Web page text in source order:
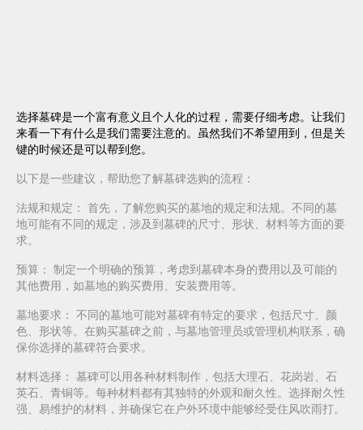
选择墓碑是一个富有意义且个人化的过程，需要仔细考虑。让我们
来看一下有什么是我们需要注意的。虽然我们不希望用到，但是关
键的时候还是可以帮到您。
以下是一些建议，帮助您了解墓碑选购的流程：
法规和规定：
首先，了解您购买的墓地的规定和法规。不同的墓
地可能有不同的规定，涉及到墓碑的尺寸、形状、材料等方面的要
求。
预算：
制定一个明确的预算，考虑到墓碑本身的费用以及可能的
其他费用，如墓地的购买费用、安装费用等。
墓地要求：
不同的墓地可能对墓碑有特定的要求，包括尺寸、颜
色、形状等。在购买墓碑之前，与墓地管理员或管理机构联系，确
保你选择的墓碑符合要求。
材料选择：
墓碑可以用各种材料制作，包括大理石、花岗岩、石
英石、青铜等。每种材料都有其独特的外观和耐久性。选择耐久性
强、易维护的材料，并确保它在户外环境中能够经受住风吹雨打。